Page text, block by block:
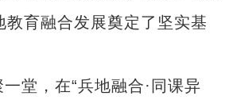
育融合发展奠定了坚实基
堂，在“兵地融合·同课异